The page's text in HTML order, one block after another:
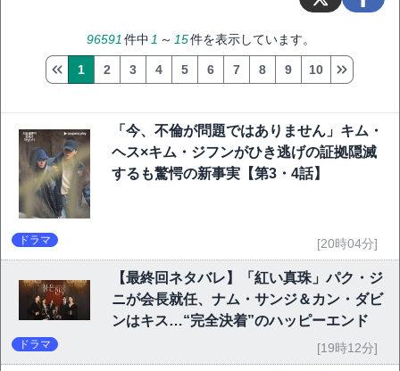
96591 件中 1 ～ 15件を表示しています。
1 2 3 4 5 6 7 8 9 10
「今、不倫が問題ではありません」キム・
ヘス×キム・ジフンがひき逃げの証拠隠滅
するも驚愕の新事実【第3・4話】
ドラマ [20時04分]
【最終回ネタバレ】「紅い真珠」パク・ジ
ニが会長就任、ナム・サンジ＆カン・ダビ
ンはキス…“完全決着”のハッピーエンド
ドラマ [19時12分]